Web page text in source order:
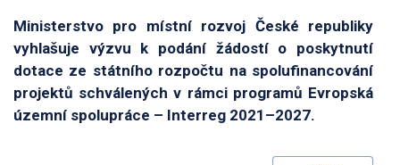
Ministerstvo pro místní rozvoj České republiky
vyhlašuje výzvu k podání žádostí o poskytnutí
dotace ze státního rozpočtu na spolufinancování
projektů schválených v rámci programů Evropská
územní spolupráce – Interreg 2021–2027.